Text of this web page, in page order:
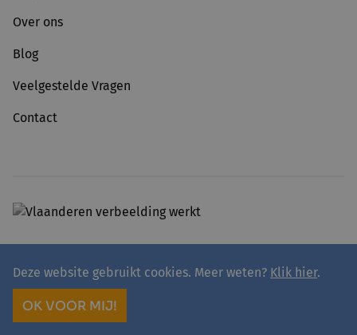
Over ons
Blog
Veelgestelde Vragen
Contact
© 2026 - avansa
Privacy
Avansa rivierenland vzw
site by
Deze website gebruikt cookies. Meer weten? Klik hier.
OK VOOR MIJ!